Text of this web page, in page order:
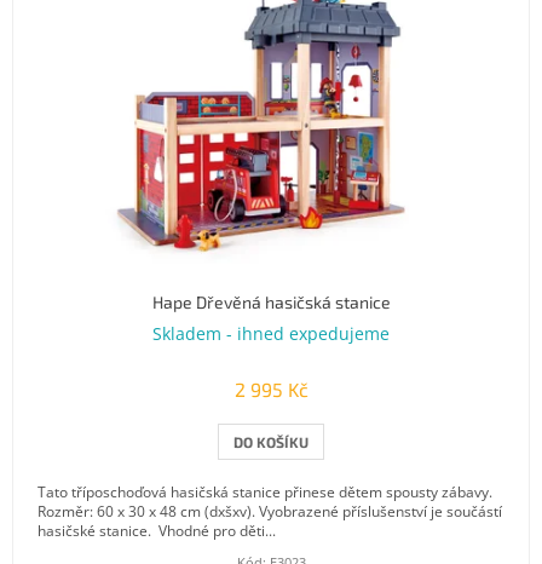
Hape Dřevěná hasičská stanice
Skladem - ihned expedujeme
2 995 Kč
DO KOŠÍKU
Tato tříposchoďová hasičská stanice přinese dětem spousty zábavy.
Rozměr: 60 x 30 x 48 cm (dxšxv). Vyobrazené příslušenství je součástí
hasičské stanice. Vhodné pro děti...